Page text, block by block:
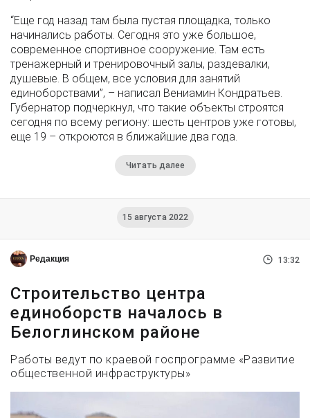
“Еще год назад там была пустая площадка, только
начинались работы. Сегодня это уже большое,
современное спортивное сооружение. Там есть
тренажерный и тренировочный залы, раздевалки,
душевые. В общем, все условия для занятий
единоборствами”, – написал Вениамин Кондратьев.
Губернатор подчеркнул, что такие объекты строятся
сегодня по всему региону: шесть центров уже готовы,
еще 19 – откроются в ближайшие два года.
Читать далее
15 августа 2022
Редакция 13:32
Строительство центра
единоборств началось в
Белоглинском районе
Работы ведут по краевой госпрограмме «Развитие
общественной инфраструктуры»